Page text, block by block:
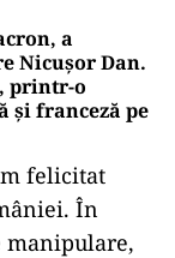
a
NicușorDan.
printr-o
șifranceză pe
felicitat
În
manipulare,